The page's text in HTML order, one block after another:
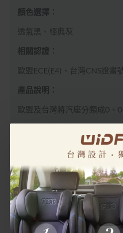
顏色選擇：
透氣黑、經典灰
相關認證：
歐盟ECE(E4)、台灣CNS證書
產品說明：
歐盟及台灣將汽座分類成0、
0+組: 0-13公斤
I組: 9-18公斤
II組: 15-25公斤
III組: 22-36公公斤